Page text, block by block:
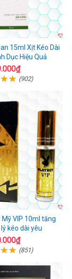
15ml Xịt Kéo Dài
Dục Hiệu Quả
(902)
VIP 10ml tăng
kéo dài yêu
(851)